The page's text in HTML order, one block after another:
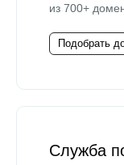
из 700+
Подобрать
Служба